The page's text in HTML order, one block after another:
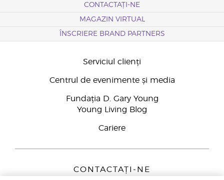
CONTACTAȚI-NE
MAGAZIN VIRTUAL
ÎNSCRIERE BRAND PARTNERS
Serviciul clienți
Centrul de evenimente și media
Fundația D. Gary Young
Young Living Blog
Cariere
CONTACTAȚI-NE